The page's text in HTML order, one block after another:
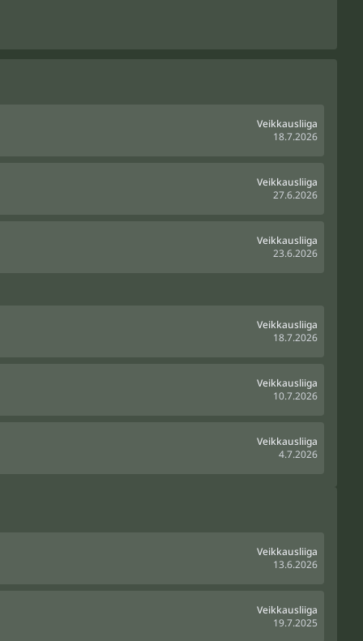
Veikkausliiga
18.7.2026
Veikkausliiga
27.6.2026
Veikkausliiga
23.6.2026
Veikkausliiga
18.7.2026
Veikkausliiga
10.7.2026
Veikkausliiga
4.7.2026
Veikkausliiga
13.6.2026
Veikkausliiga
19.7.2025